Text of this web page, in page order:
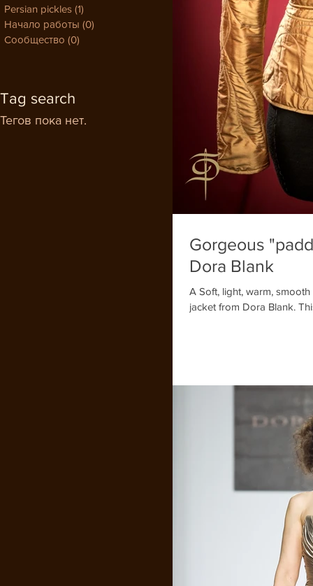
Persian pickles (1)
Начало работы (0)
Сообщество (0)
Tag search
Тегов пока нет.
Gorgeous
Dora Blank
A Soft, light, warm,
jacket from Dora Blank.